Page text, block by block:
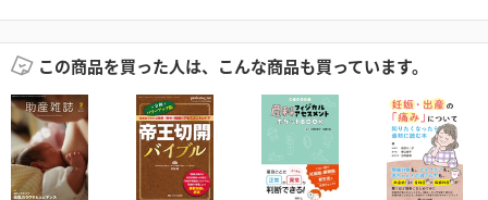
この商品を買った人は、こんな商品も買っています。